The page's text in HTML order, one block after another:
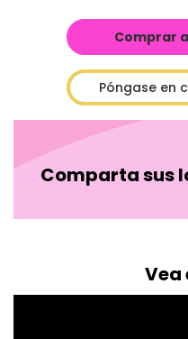
Comprar
Póngase en
Comparta sus
Vea